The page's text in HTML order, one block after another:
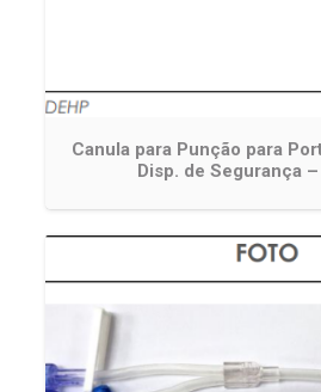
Canula para Punção para
Disp. de Segurança